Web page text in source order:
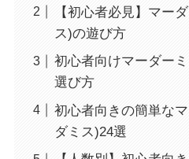
【初心者必見】マー
ス)の遊び方
初心者向けマーダー
選び方
初心者向きの簡単な
ダミス)24選